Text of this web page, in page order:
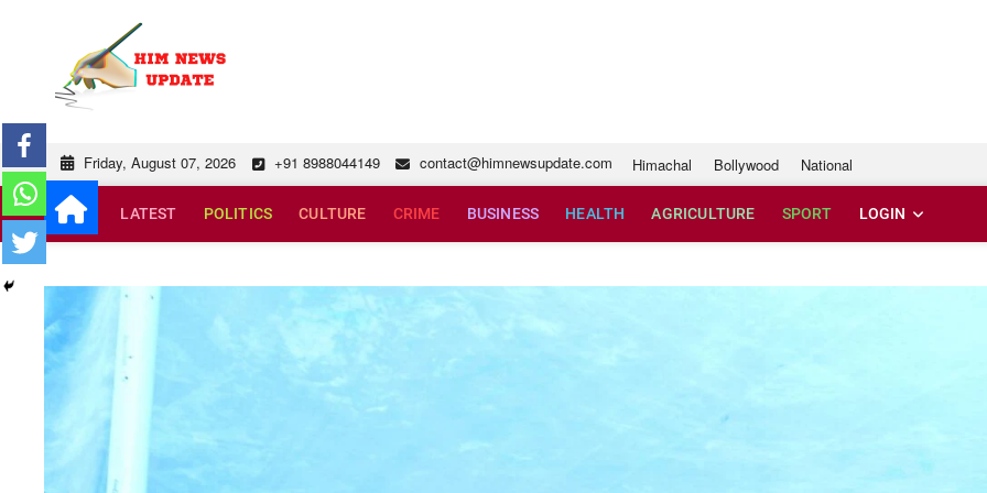
Friday, August 07, 2026 +91 8988044149 contact@himnewsupdate.com Himachal Bollywood National
LATEST POLITICS CULTURE CRIME BUSINESS HEALTH AGRICULTURE SPORT LOGIN